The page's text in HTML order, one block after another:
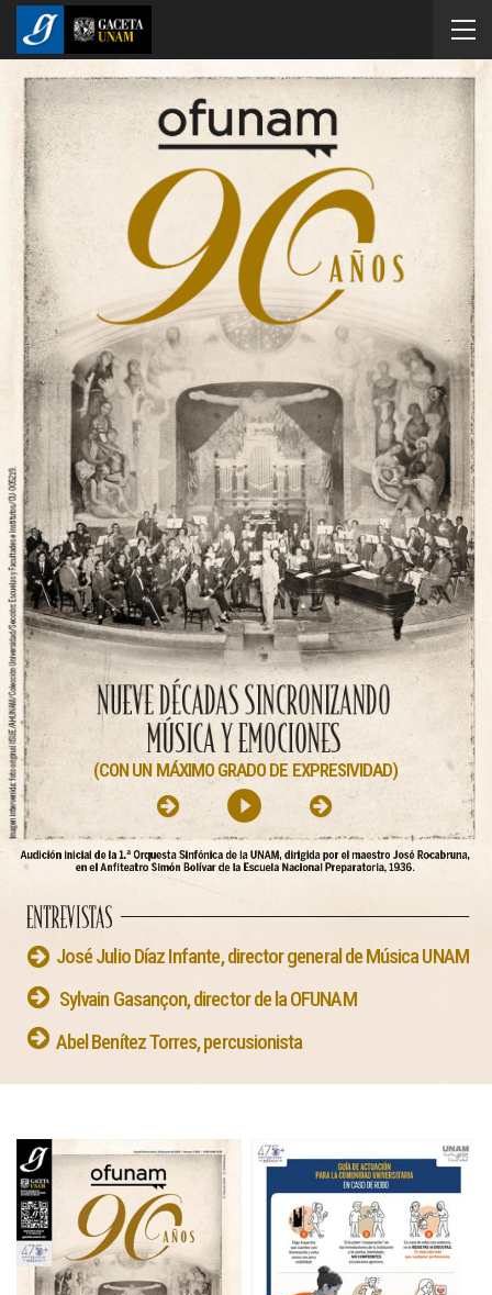
(CON UN MÁXIMO GRADO DE EXPRESIVIDAD)
play_circle_filled
José Julio Díaz Infante, director general de Música UNAM
Sylvain Gasançon, director de la OFUNAM
Abel Benítez Torres, percusionista